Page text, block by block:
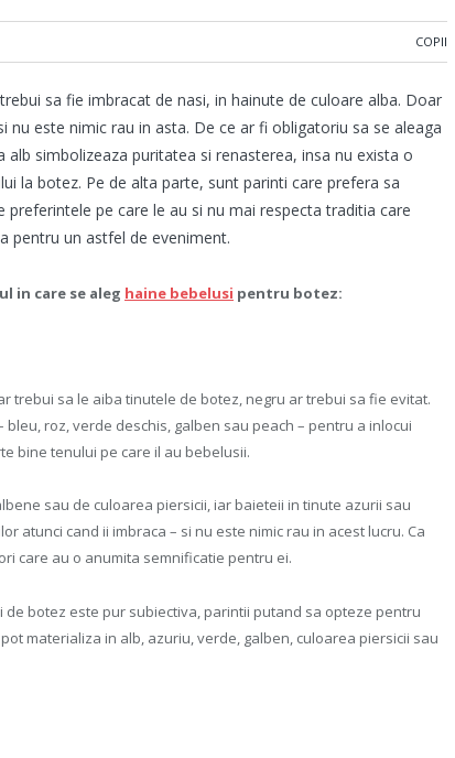
COPII
sa fie imbracat de nasi, in hainute de culoare alba. Doar
este nimic rau in asta. De ce ar fi obligatoriu sa se aleaga
alb simbolizeaza puritatea si renasterea, insa nu exista o
la botez. Pe de alta parte, sunt parinti care prefera sa
pe care le au si nu mai respecta traditia care
pentru un astfel de eveniment.
in care se aleg haine bebelusi pentru botez:
trebui sa le aiba tinutele de botez, negru ar trebui sa fie evitat.
roz, verde deschis, galben sau peach – pentru a inlocui
bine tenului pe care il au bebelusii.
sau de culoarea piersicii, iar baieteii in tinute azurii sau
atunci cand ii imbraca – si nu este nimic rau in acest lucru. Ca
care au o anumita semnificatie pentru ei.
botez este pur subiectiva, parintii putand sa opteze pentru
materializa in alb, azuriu, verde, galben, culoarea piersicii sau